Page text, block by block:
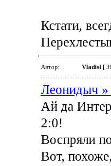
Кстати,
Автор: Vladisl[
Леонидыч »
Ай да
2:0!
Воспряли
Вот,